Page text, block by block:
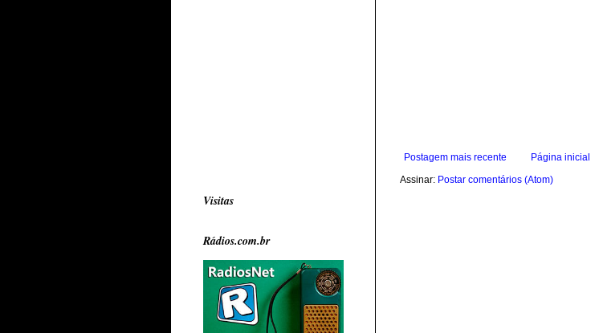
Postagem mais recente
Página inicial
Assinar: Postar comentários (Atom)
Visitas
Rádios.com.br